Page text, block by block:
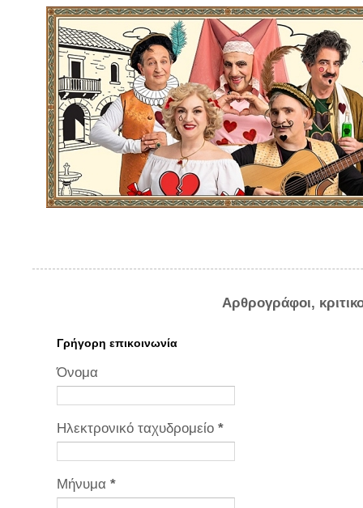
Αρθρογράφοι,
Γρήγορη επικοινωνία
Όνομα
Ηλεκτρονικό ταχυδρομείο *
Μήνυμα *